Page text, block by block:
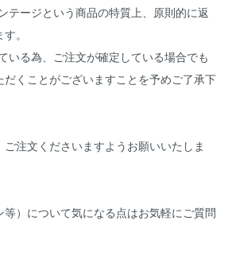
テージという商品の特質上、原則的に返
す。
いる為、ご注文が確定している場合でも
くことがございますことを予めご了承下
注文くださいますようお願いいたしま
）について気になる点はお気軽にご質問